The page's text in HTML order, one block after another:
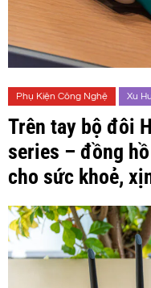
Phụ Kiện Công Nghệ Xu
Trên tay bộ đôi
series – đồng
cho sức khoẻ,